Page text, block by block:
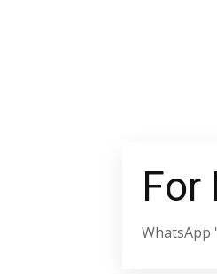
For
WhatsApp